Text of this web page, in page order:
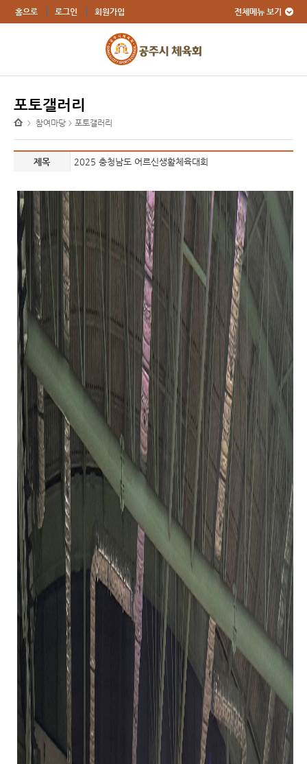
홈으로 로그인 회원가입 전체메뉴 보기
포토갤러리
> 참여마당 > 포토갤러리
제목 2025 충청남도 어르신생활체육대회